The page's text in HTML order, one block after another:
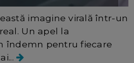
imagine virală într-un
Un apel la
îndemn pentru fiecare